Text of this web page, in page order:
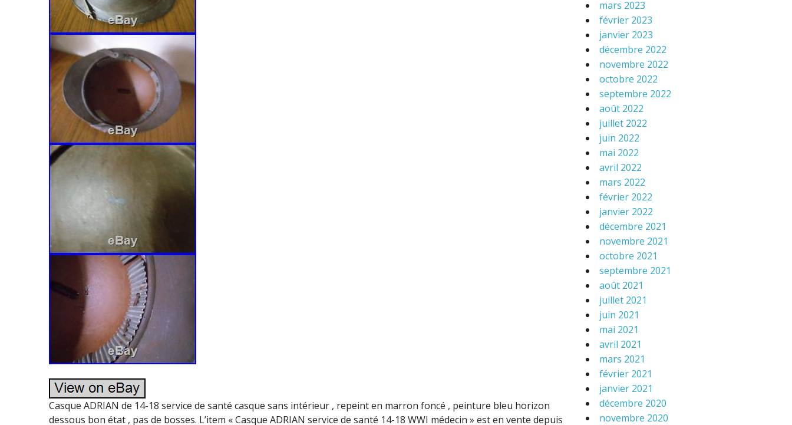
Casque ADRIAN de 14-18 service de santé casque sans intérieur , repeint en marron foncé , peinture bleu horizon
dessous bon état , pas de bosses. L’item « Casque ADRIAN service de santé 14-18 WWI médecin » est en vente depuis
mars 2023
février 2023
janvier 2023
décembre 2022
novembre 2022
octobre 2022
septembre 2022
août 2022
juillet 2022
juin 2022
mai 2022
avril 2022
mars 2022
février 2022
janvier 2022
décembre 2021
novembre 2021
octobre 2021
septembre 2021
août 2021
juillet 2021
juin 2021
mai 2021
avril 2021
mars 2021
février 2021
janvier 2021
décembre 2020
novembre 2020